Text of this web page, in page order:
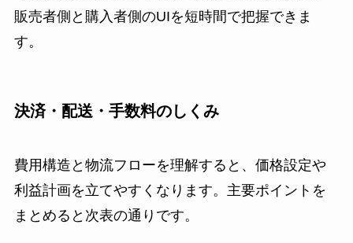
販売者側と購入者側のUIを短時間で把握できま
す。
決済・配送・手数料のしくみ
費用構造と物流フローを理解すると、価格設定や
利益計画を立てやすくなります。主要ポイントを
まとめると次表の通りです。